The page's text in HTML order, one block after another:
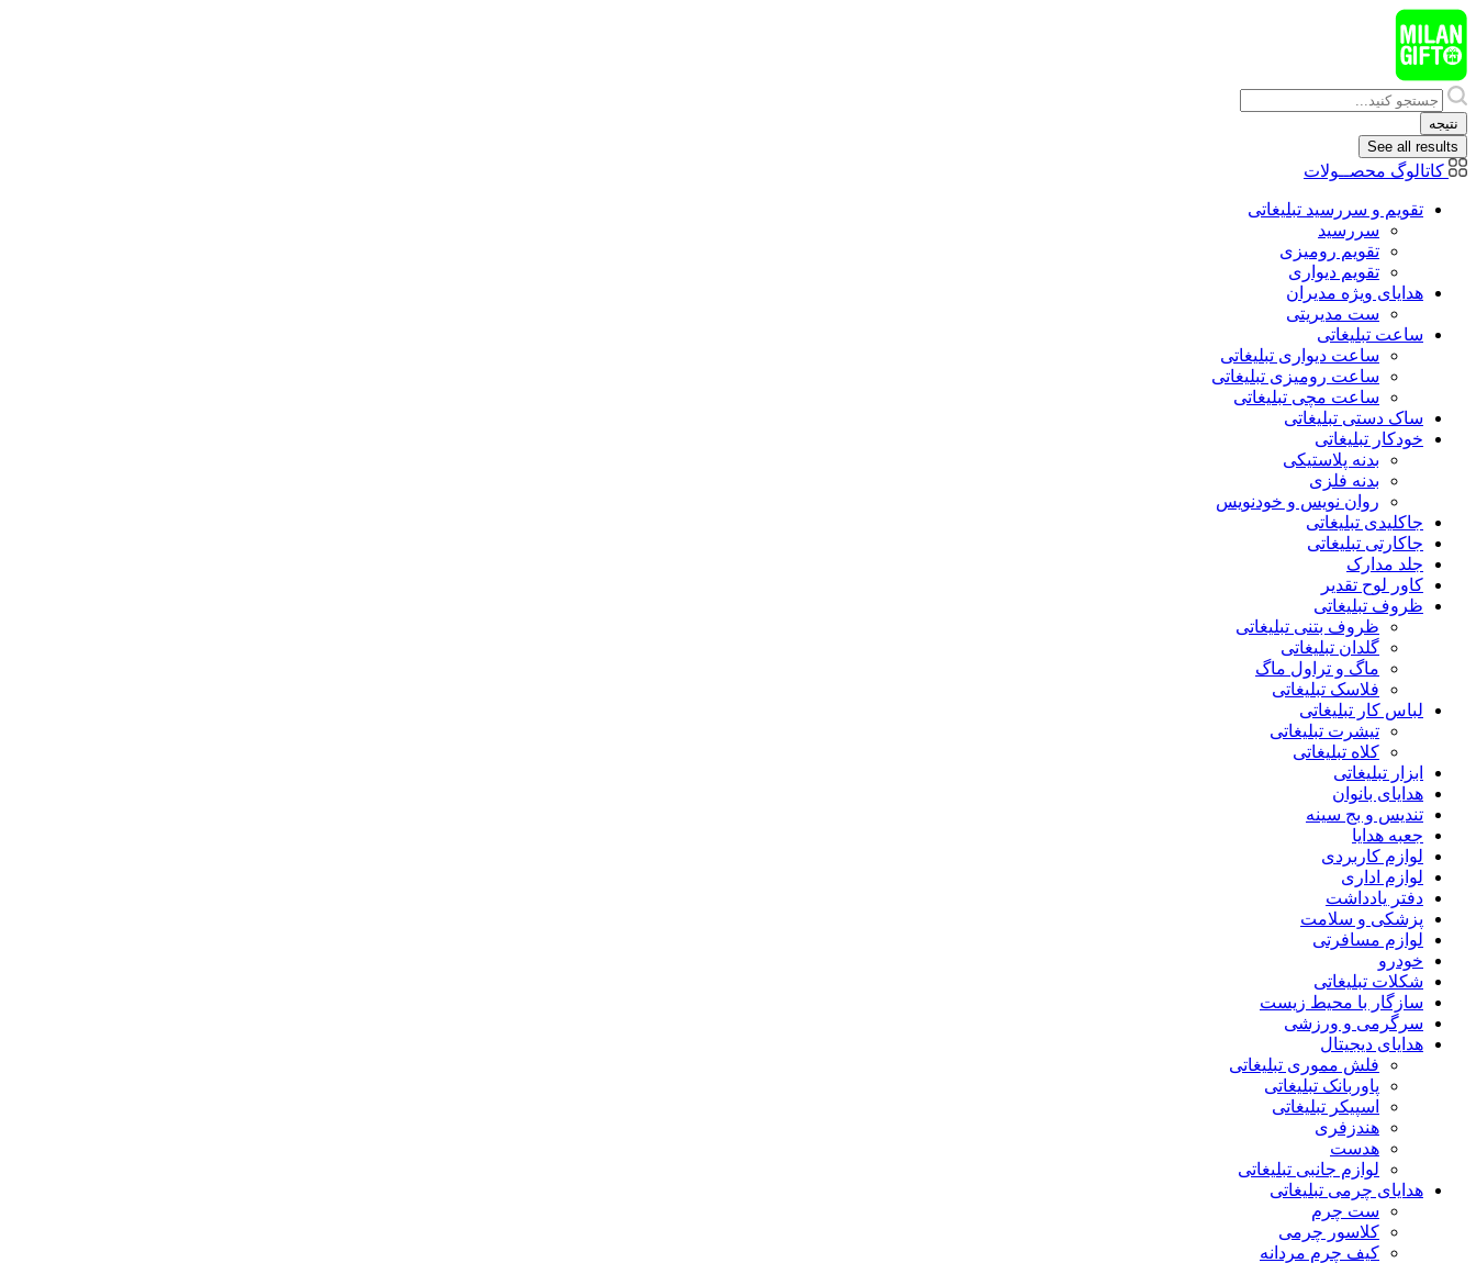
پرش
به
محتوا
Search
...
نتیجه
See all results
کاتالوگ محصــولات
تقویم و سررسید تبلیغاتی
سررسید
تقویم رومیزی
تقویم دیواری
هدایای ويژه مدیران
ست مدیریتی
ساعت تبلیغاتی
ساعت دیواری تبلیغاتی
ساعت رومیزی تبلیغاتی
ساعت مچی تبلیغاتی
ساک دستی تبلیغاتی
خودکار تبلیغاتی
بدنه پلاستیکی
بدنه فلزی
روان نویس و خودنویس
جاکلیدی تبلیغاتی
جاکارتی تبلیغاتی
جلد مدارک
کاور لوح تقدیر
ظروف تبلیغاتی
ظروف بتنی تبلیغاتی
گلدان تبلیغاتی
ماگ و تراول ماگ
فلاسک تبلیغاتی
لباس کار تبلیغاتی
تیشرت تبلیغاتی
کلاه تبلیغاتی
ابزار تبلیغاتی
هدایای بانوان
تندیس و بج سینه
جعبه هدایا
لوازم کاربردی
لوازم اداری
دفتر یادداشت
پزشکی و سلامت
لوازم مسافرتی
خودرو
شکلات تبلیغاتی
سازگار با محیط زیست
سرگرمی و ورزشی
هدایای دیجیتال
فلش مموری تبلیغاتی
پاوربانک تبلیغاتی
اسپیکر تبلیغاتی
هندزفری
هدست
لوازم جانبی تبلیغاتی
هدایای چرمی تبلیغاتی
ست چرم
کلاسور چرمی
کیف چرم مردانه